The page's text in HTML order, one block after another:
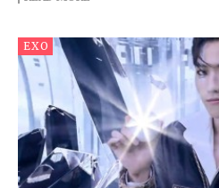
EXO